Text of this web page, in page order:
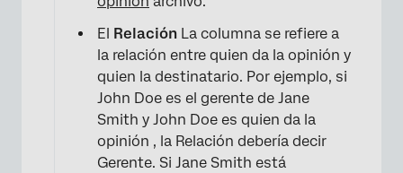
El
Relación La columna se refiere a
la relación entre quien da la opinión y
quien la destinatario. Por ejemplo, si
John Doe es el gerente de Jane
Smith y John Doe es quien da la
opinión , la Relación debería decir
Gerente. Si Jane Smith está